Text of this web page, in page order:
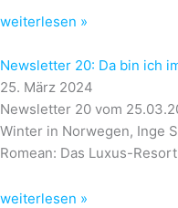
weiterlesen »
Newsletter 20: Da bin ich
25. März 2024
Newsletter 20 vom
Winter in Norwegen, Inge
Romean: Das Luxus-Resort
weiterlesen »